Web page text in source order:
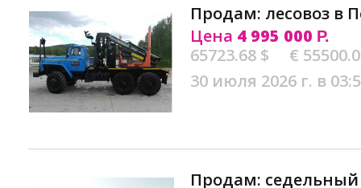
Продам: лесовоз в
Цена 4 995 000 Р.
65723.68 $
€
30 июля 2026 г. в
Продам: седельный